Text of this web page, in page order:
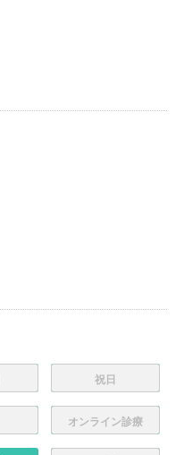
祝日
オンライン診療